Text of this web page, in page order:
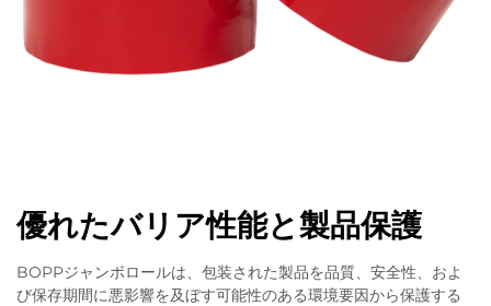
優れたバリア性能と製品保護
BOPPジャンボロールは、包装された製品を品質、安全性、およ
び保存期間に悪影響を及ぼす可能性のある環境要因から保護する